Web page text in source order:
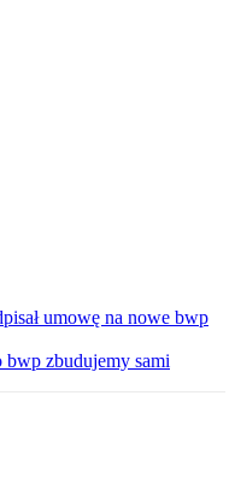
umowę na nowe bwp
bwp zbudujemy sami